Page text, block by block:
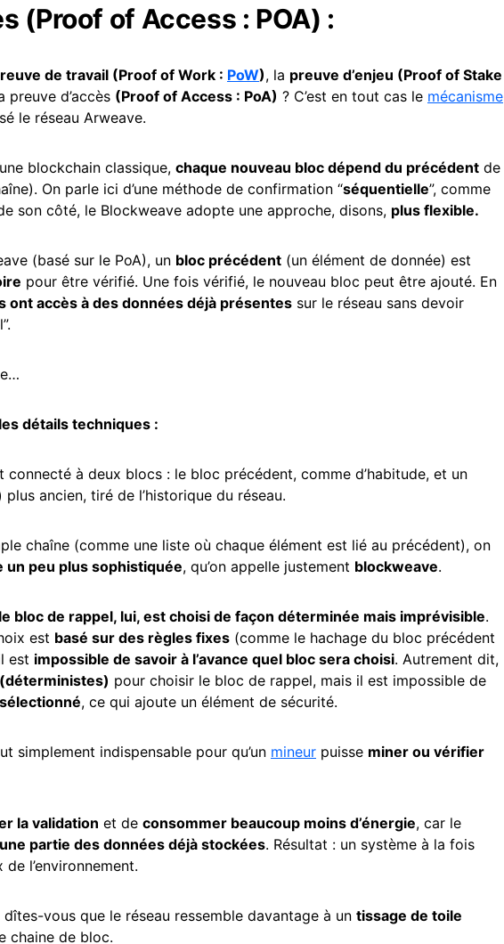
(Proof of Access : POA) :
de travail (Proof of Work : PoW), la preuve d’enjeu (Proof of Stake
preuve d’accès (Proof of Access : PoA) ? C’est en tout cas le mécanisme
le réseau Arweave.
blockchain classique, chaque nouveau bloc dépend du précédent de
On parle ici d’une méthode de confirmation “séquentielle”, comme
son côté, le Blockweave adopte une approche, disons, plus flexible.
(basé sur le PoA), un bloc précédent (un élément de donnée) est
pour être vérifié. Une fois vérifié, le nouveau bloc peut être ajouté. En
ont accès à des données déjà présentes sur le réseau sans devoir
détails techniques :
connecté à deux blocs : le bloc précédent, comme d’habitude, et un
plus ancien, tiré de l’historique du réseau.
chaîne (comme une liste où chaque élément est lié au précédent), on
un peu plus sophistiquée, qu’on appelle justement blockweave.
bloc de rappel, lui, est choisi de façon déterminée mais imprévisible.
est basé sur des règles fixes (comme le hachage du bloc précédent
est impossible de savoir à l’avance quel bloc sera choisi. Autrement dit,
pour choisir le bloc de rappel, mais il est impossible de
, ce qui ajoute un élément de sécurité.
simplement indispensable pour qu’un mineur puisse miner ou vérifier
la validation et de consommer beaucoup moins d’énergie, car le
partie des données déjà stockées. Résultat : un système à la fois
l’environnement.
vous que le réseau ressemble davantage à un tissage de toile
chaine de bloc.